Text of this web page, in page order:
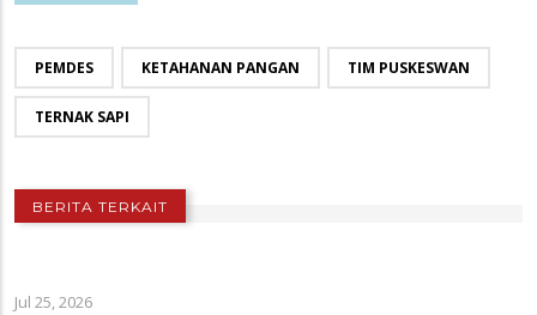
PEMDES KETAHANAN PANGAN TIM PUSKESWAN
TERNAK SAPI
BERITA TERKAIT
Jul 25, 2026